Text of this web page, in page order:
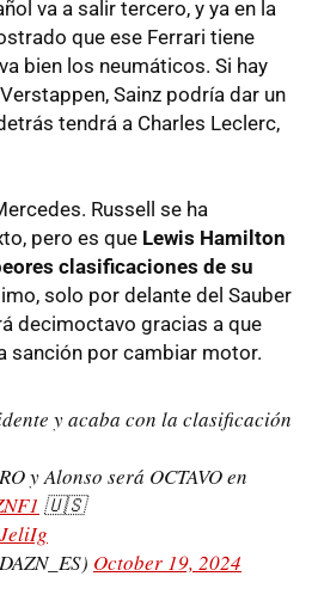
va a salir tercero, y ya en la
que ese Ferrari tiene
bien los neumáticos. Si hay
Sainz podría dar un
tendrá a Charles Leclerc,
Russell se ha
pero es que Lewis Hamilton
clasificaciones de su
solo por delante del Sauber
decimoctavo gracias a que
sanción por cambiar motor.
y acaba con la clasificación
y Alonso será OCTAVO en
🇺🇸
October 19, 2024